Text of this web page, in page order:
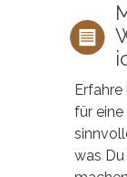
für
was